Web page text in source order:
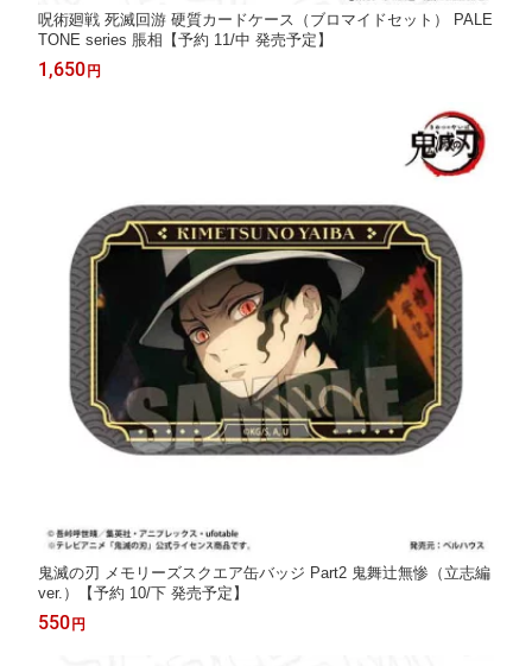
呪術廻戦 死滅回游 硬質カードケース（ブロマイドセット） PALE
TONE series 脹相【予約 11/中 発売予定】
1,650 円
鬼滅の刃 メモリーズスクエア缶バッジ Part2 鬼舞辻無惨（立志編
ver.）【予約 10/下 発売予定】
550 円